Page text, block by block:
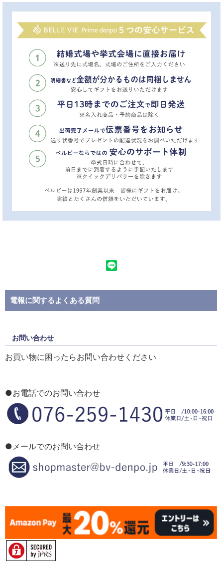
電報に関するよくある質問
お問い合わせ
お買い物に困ったらお問い合わせください
●お電話でのお問い合わせ
●メールでのお問い合わせ